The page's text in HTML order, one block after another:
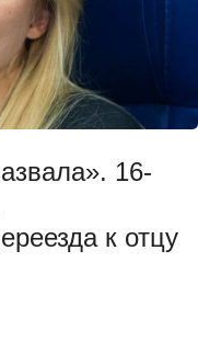
16-
к отцу